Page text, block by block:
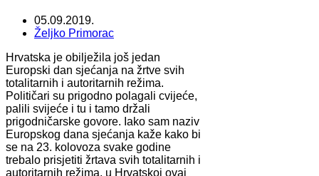
05.09.2019.
Željko Primorac
Hrvatska je obilježila još jedan
Europski dan sjećanja na žrtve svih
totalitarnih i autoritarnih režima.
Političari su prigodno polagali cvijeće,
palili svijeće i tu i tamo držali
prigodničarske govore. Iako sam naziv
Europskog dana sjećanja kaže kako bi
se na 23. kolovoza svake godine
trebalo prisjetiti žrtava svih totalitarnih i
autoritarnih režima, u Hrvatskoj ovaj